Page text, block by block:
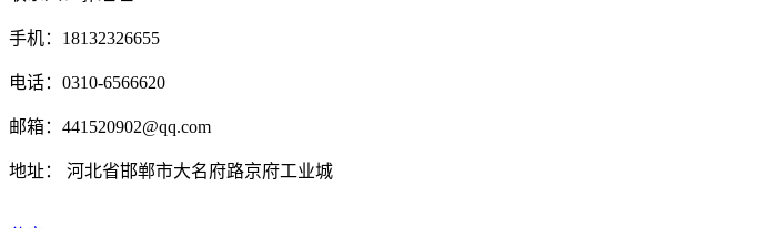
手机：18132326655
电话：0310-6566620
邮箱：441520902@qq.com
地址： 河北省邯郸市大名府路京府工业城